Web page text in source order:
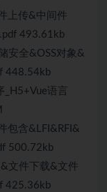
上传&中间件
493.61kb
安全&OSS对象&
448.54kb
语言
包含&LFI&RFI&
500.72kb
文件下载&文件
425.36kb